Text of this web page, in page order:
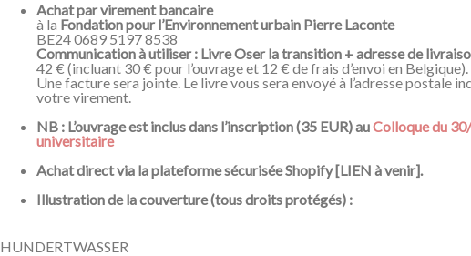
Achat par virement bancaire
à la Fondation pour l’Environnement urbain Pierre Laconte
BE24 0689 5197 8538
Communication à utiliser : Livre Oser la transition + adresse de
42 € (incluant 30 € pour l’ouvrage et 12 € de frais d’envoi en Belgique).
Une facture sera jointe. Le livre vous sera envoyé à l’adresse postale
votre virement.
NB : L’ouvrage est inclus dans l’inscription (35 EUR) auColloque du
universitaire
Achat direct via la plateforme sécurisée Shopify [LIEN à venir].
Illustration de la couverture (tous droits protégés) :
HUNDERTWASSER